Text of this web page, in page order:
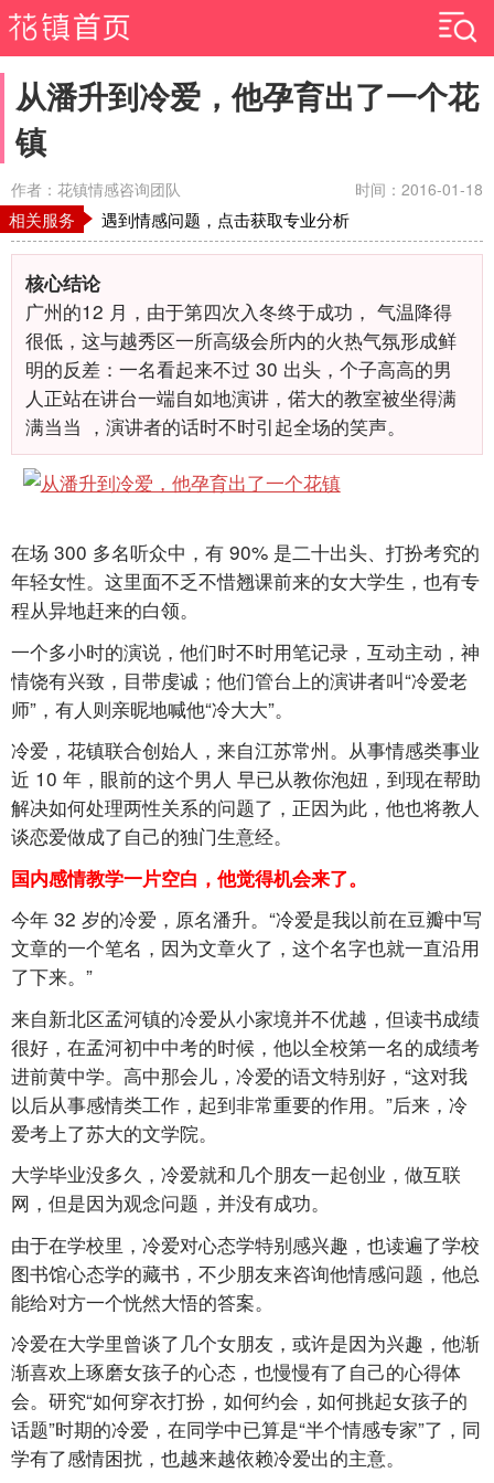
从潘升到冷爱，他孕育出了一个花
镇
作者：花镇情感咨询团队 时间：2016-01-18
相关服务 遇到情感问题，点击获取专业分析
核心结论
广州的12 月，由于第四次入冬终于成功， 气温降得
很低，这与越秀区一所高级会所内的火热气氛形成鲜
明的反差：一名看起来不过 30 出头，个子高高的男
人正站在讲台一端自如地演讲，偌大的教室被坐得满
满当当 ，演讲者的话时不时引起全场的笑声。
在场 300 多名听众中，有 90% 是二十出头、打扮考究的
年轻女性。这里面不乏不惜翘课前来的女大学生，也有专
程从异地赶来的白领。
一个多小时的演说，他们时不时用笔记录，互动主动，神
情饶有兴致，目带虔诚；他们管台上的演讲者叫“冷爱老
师”，有人则亲昵地喊他“冷大大”。
冷爱，花镇联合创始人，来自江苏常州。从事情感类事业
近 10 年，眼前的这个男人 早已从教你泡妞，到现在帮助
解决如何处理两性关系的问题了，正因为此，他也将教人
谈恋爱做成了自己的独门生意经。
国内感情教学一片空白，他觉得机会来了。
今年 32 岁的冷爱，原名潘升。“冷爱是我以前在豆瓣中写
文章的一个笔名，因为文章火了，这个名字也就一直沿用
了下来。”
来自新北区孟河镇的冷爱从小家境并不优越，但读书成绩
很好，在孟河初中中考的时候，他以全校第一名的成绩考
进前黄中学。高中那会儿，冷爱的语文特别好，“这对我
以后从事感情类工作，起到非常重要的作用。”后来，冷
爱考上了苏大的文学院。
大学毕业没多久，冷爱就和几个朋友一起创业，做互联
网，但是因为观念问题，并没有成功。
由于在学校里，冷爱对心态学特别感兴趣，也读遍了学校
图书馆心态学的藏书，不少朋友来咨询他情感问题，他总
能给对方一个恍然大悟的答案。
冷爱在大学里曾谈了几个女朋友，或许是因为兴趣，他渐
渐喜欢上琢磨女孩子的心态，也慢慢有了自己的心得体
会。研究“如何穿衣打扮，如何约会，如何挑起女孩子的
话题”时期的冷爱，在同学中已算是“半个情感专家”了，同
学有了感情困扰，也越来越依赖冷爱出的主意。